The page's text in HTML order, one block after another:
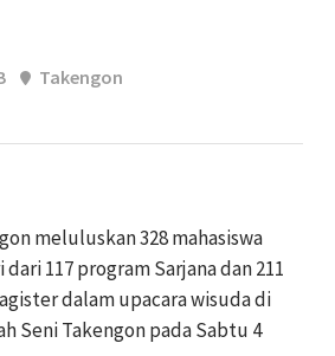
Takengon
meluluskan 328 mahasiswa
117 program Sarjana dan 211
dalam upacara wisuda di
Seni Takengon pada Sabtu 4